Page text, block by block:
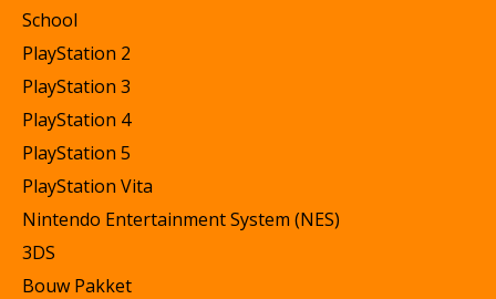
School
PlayStation 2
PlayStation 3
PlayStation 4
PlayStation 5
PlayStation Vita
Nintendo Entertainment System (NES)
3DS
Bouw Pakket